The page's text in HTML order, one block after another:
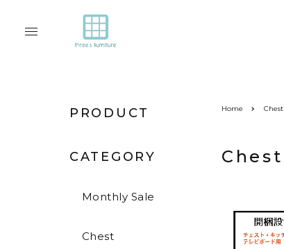
PRODUCT
CATEGORY
Monthly Sale
Chest
Home Chest
Chest